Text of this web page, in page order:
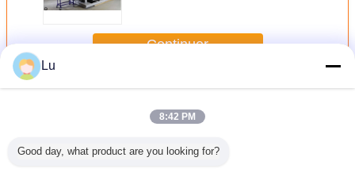
Continuer
PlusAutoclave composite
Lu
8:42 PM
Good day, what product are you looking for?